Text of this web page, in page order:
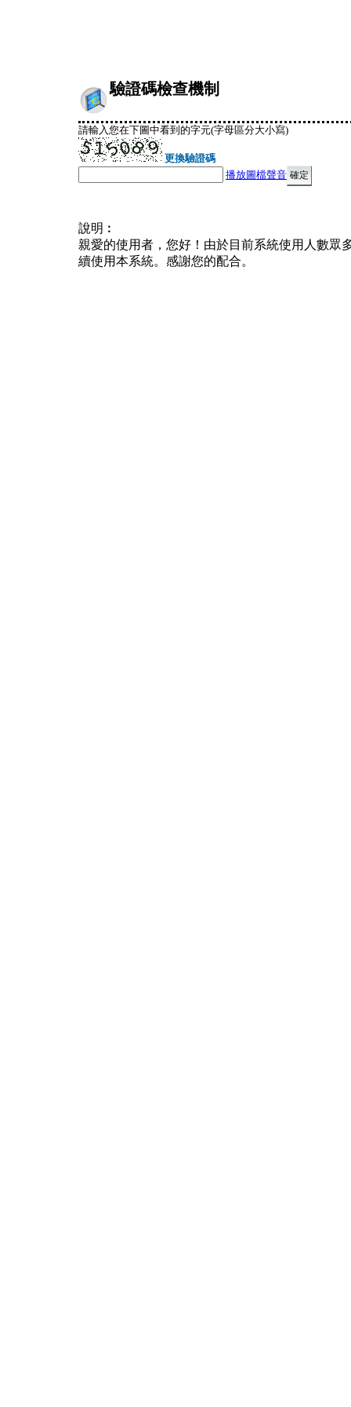
驗證碼檢查機制
請輸入您在下圖中看到的字元(字母區分大小寫)
更換驗證碼
播放圖檔聲音
說明︰
親愛的使用者，您好！由於目前系統使用人數眾
續使用本系統。感謝您的配合。